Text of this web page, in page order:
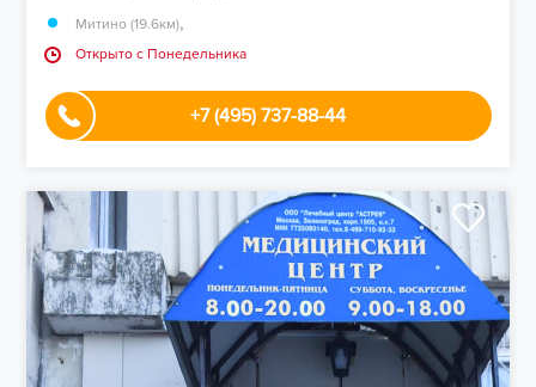
Митино (19.6км),
Открыто c Понедельника
+7 (495) 737-88-44